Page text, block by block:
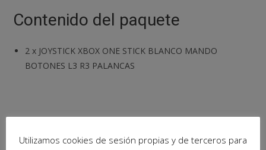
Contenido del paquete
2 x JOYSTICK XBOX ONE STICK BLANCO MANDO
BOTONES L3 R3 PALANCAS
Utilizamos cookies de sesión propias y de terceros para